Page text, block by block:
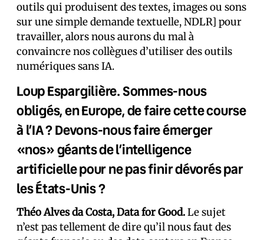
outils qui produisent des textes, images ou sons
sur une simple demande textuelle, NDLR] pour
travailler, alors nous aurons du mal à
convaincre nos collègues d’utiliser des outils
numériques sans IA.
Loup Espargilière. Sommes-nous
obligés, en Europe, de faire cette course
à l’IA ? Devons-nous faire émerger
«nos» géants de l’intelligence
artificielle pour ne pas finir dévorés par
les États-Unis ?
Théo Alves da Costa, Data for Good.Le sujet
n’est pas tellement de dire qu’il nous faut des